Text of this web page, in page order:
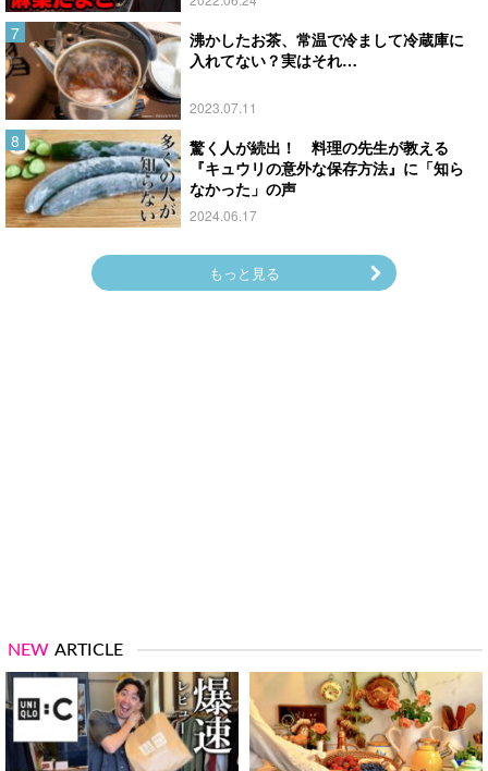
沸かしたお茶、常温で冷まして冷蔵庫に
入れてない？実はそれ…
2023.07.11
驚く人が続出！ 料理の先生が教える
『キュウリの意外な保存方法』に「知ら
なかった」の声
2024.06.17
もっと見る
NEW ARTICLE